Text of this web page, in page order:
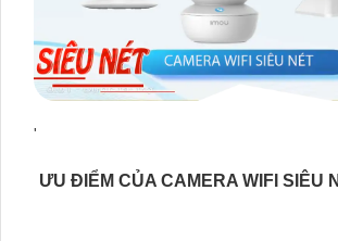
'
ƯU ĐIỂM CỦA CAMERA WIFI SIÊU